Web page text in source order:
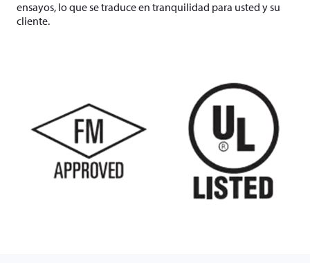
ensayos, lo que se traduce en tranquilidad para usted y su
cliente.